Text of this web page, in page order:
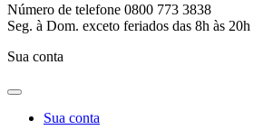
Número de telefone 0800 773 3838
Seg. à Dom. exceto feriados das 8h às 20h
Sua conta
Sua conta